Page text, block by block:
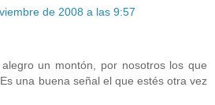
de 2008 a las 9:57
un montón, por nosotros los que
una buena señal el que estés otra vez